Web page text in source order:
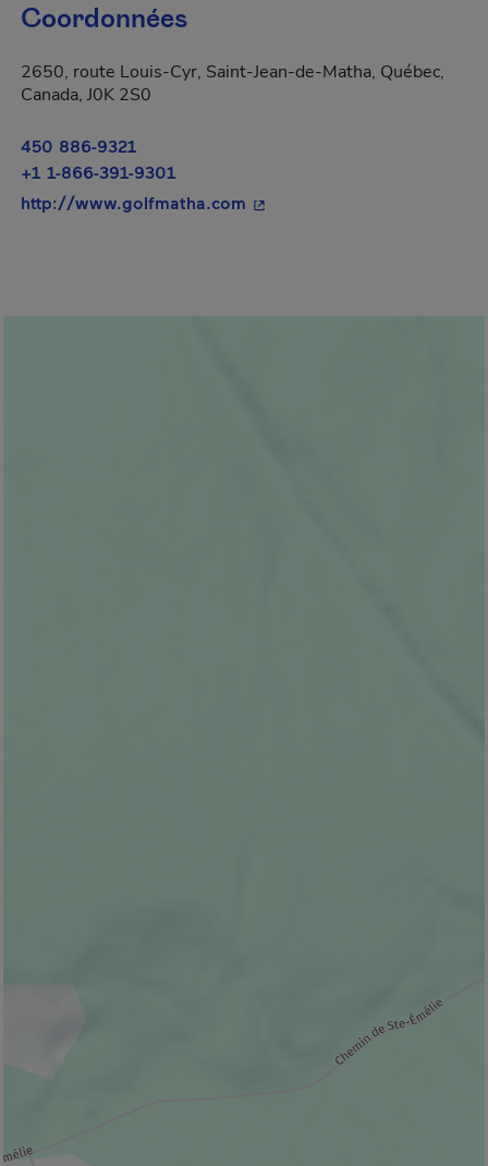
Coordonnées
2650, route Louis-Cyr, Saint-Jean-de-Matha, Québec,
Canada, J0K 2S0
450 886-9321
+1 1-866-391-9301
http://www.golfmatha.com - Cet hyperlien s'ouvrira